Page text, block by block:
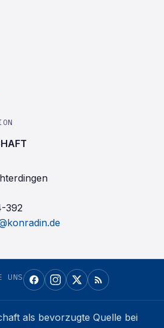
392
UNS
als bevorzugte Quelle bei